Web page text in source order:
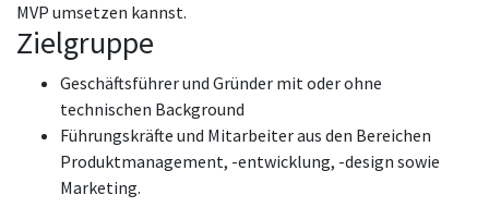
MVP umsetzen kannst.
Zielgruppe
Geschäftsführer und Gründer mit oder ohne
technischen Background
Führungskräfte und Mitarbeiter aus den Bereichen
Produktmanagement, -entwicklung, -design sowie
Marketing.